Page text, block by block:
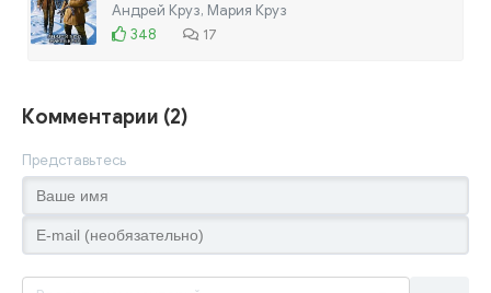
Андрей Круз, Мария Круз
348
17
Комментарии (2)
Представьтесь